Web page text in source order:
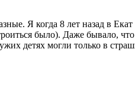
Я когда 8 лет назад в
было). Даже бывало,
детях могли только в